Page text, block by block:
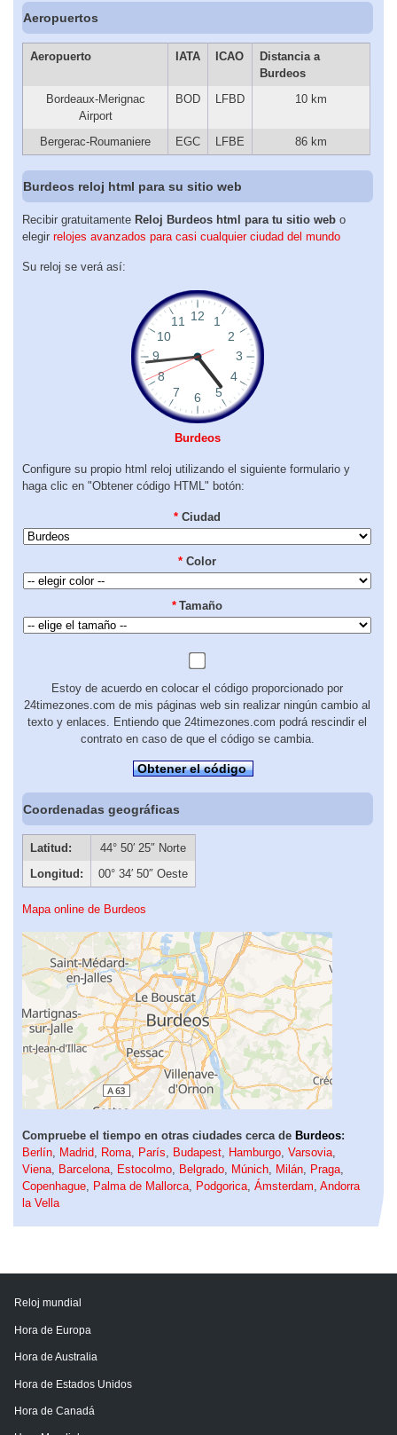
Aeropuertos
Aeropuerto IATA ICAO
Distancia a
Burdeos
Bordeaux-Merignac
Airport
BOD LFBD 10 km
Bergerac-Roumaniere EGC LFBE 86 km
Burdeos reloj html para su sitio web
Recibir gratuitamente Reloj Burdeos html para tu sitio web o
elegir relojes avanzados para casi cualquier ciudad del mundo
Su reloj se verá así:
Burdeos
Configure su propio html reloj utilizando el siguiente formulario y
haga clic en "Obtener código HTML" botón:
* Ciudad
* Color
* Tamaño
Estoy de acuerdo en colocar el código proporcionado por
24timezones.com de mis páginas web sin realizar ningún cambio al
texto y enlaces. Entiendo que 24timezones.com podrá rescindir el
contrato en caso de que el código se cambia.
Obtener el código
Coordenadas geográficas
Latitud:
44° 50′ 25″ Norte
Longitud:
00° 34′ 50″ Oeste
Mapa online de Burdeos
Compruebe el tiempo en otras ciudades cerca de Burdeos:
Berlín
Madrid Roma París Budapest Hamburgo Varsovia
Viena
Barcelona Estocolmo Belgrado Múnich Milán Praga
Copenhague
Palma de Mallorca Podgorica Ámsterdam Andorra
la Vella
Reloj mundial
Hora de Europa
Hora de Australia
Hora de Estados Unidos
Hora de Canadá